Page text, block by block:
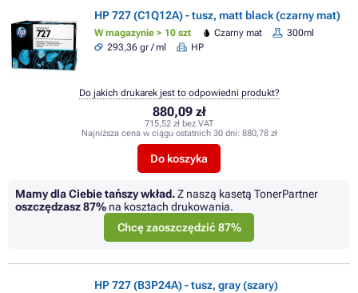
HP 727 (C1Q12A) - tusz, matt black (czarny mat)
W magazynie > 10 szt Czarny mat
300ml
293,36 gr / ml
HP
880,09 zł
715,52 zł bez VAT
Najniższa cena w ciągu ostatnich 30 dni: 880,78 zł
Do koszyka
Do jakich drukarek jest to odpowiedni produkt?
Mamy dla Ciebie tańszy wkład.Z naszą kasetą TonerPartner
oszczędzasz87% na kosztach drukowania.
Chcę zaoszczędzić 87%
HP 727 (B3P24A) - tusz, gray (szary)